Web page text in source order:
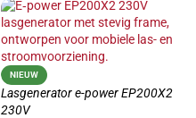
NIEUW
Lasgenerator e-power EP200X2
230V